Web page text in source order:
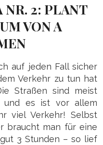
NR. 2: PLANT
VON A
auf jeden Fall sicher
Verkehr zu tun hat
Straßen sind meist
und es ist vor allem
viel Verkehr! Selbst
braucht man für eine
3 Stunden – so lief